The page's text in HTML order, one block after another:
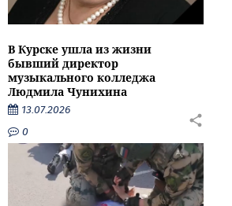
В Курске ушла из жизни
бывший директор
музыкального колледжа
Людмила Чунихина
13.07.2026
0